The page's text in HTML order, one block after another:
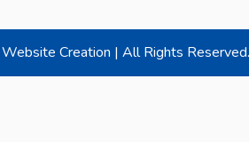
Creation | All Rights Reserved.